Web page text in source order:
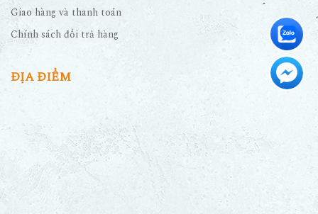
Giao hàng và thanh toán
Chính sách đổi trả hàng
ĐỊA ĐIỂM